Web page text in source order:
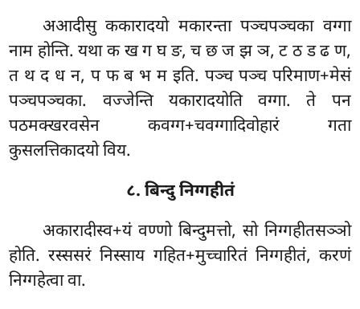
अआदीसु ककारादयो मकारन्ता पञ्चपञ्चका वग्गा
नाम होन्ति. यथा क ख ग घ ङ, च छ ज झ ञ, ट ठ ड ढ ण,
त थ द ध न, प फ ब भ म इति. पञ्च पञ्च परिमाण+मेसं
पञ्चपञ्चका. वज्जेन्ति यकारादयोति वग्गा. ते पन
पठमक्खरवसेन कवग्ग+चवग्गादिवोहारं गता
कुसलत्तिकादयो विय.
८. बिन्दु निग्गहीतं
अकारादीस्व+यं वण्णो बिन्दुमत्तो, सो निग्गहीतसञ्ञो
होति. रस्ससरं निस्साय गहित+मुच्चारितं निग्गहीतं, करणं
निग्गहेत्वा वा.